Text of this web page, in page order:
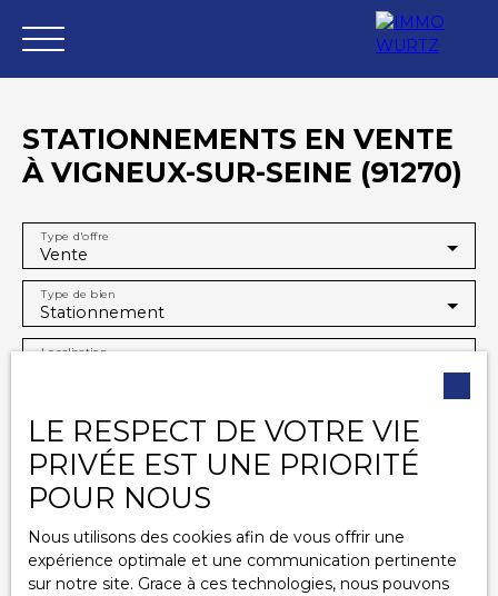
vendeu
e
Esti
mati
STATIONNEMENTS EN VENTE
À VIGNEUX-SUR-SEINE (91270)
Vente
Type d'offre
Stationnement
Type de bien
Localisation
Budget max (€)
Surface min (m²)
Rechercher
LE RESPECT DE VOTRE VIE
PRIVÉE EST UNE PRIORITÉ
POUR NOUS
Nous utilisons des cookies afin de vous offrir une
expérience optimale et une communication pertinente
sur notre site. Grace à ces technologies, nous pouvons